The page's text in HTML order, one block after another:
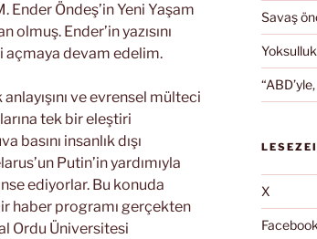
Ender Öndeş’in Yeni Yaşam
Ender’in yazısını
açmaya devam edelim.
ve evrensel mülteci
tek bir eleştiri
insanlık dışı
Putin’in yardımıyla
ediyorlar. Bu konuda
haber programı gerçekten
Ordu Üniversitesi
Savaş
X
Facebook